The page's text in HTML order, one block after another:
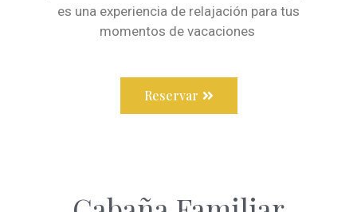
es una experiencia de relajación para tus
momentos de vacaciones
Reservar